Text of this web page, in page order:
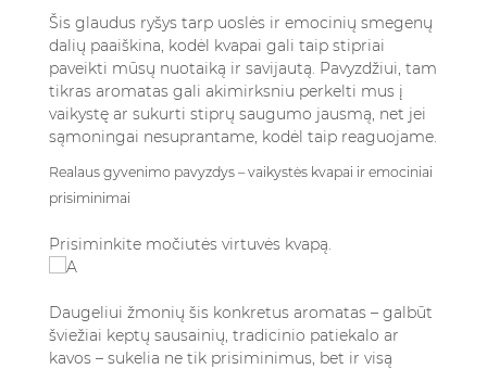
Šis glaudus ryšys tarp uoslės ir emocinių smegenų
dalių paaiškina, kodėl kvapai gali taip stipriai
paveikti mūsų nuotaiką ir savijautą. Pavyzdžiui, tam
tikras aromatas gali akimirksniu perkelti mus į
vaikystę ar sukurti stiprų saugumo jausmą, net jei
sąmoningai nesuprantame, kodėl taip reaguojame.
Realaus gyvenimo pavyzdys – vaikystės kvapai ir emociniai
prisiminimai
Prisiminkite močiutės virtuvės kvapą.
Daugeliui žmonių šis konkretus aromatas – galbūt
šviežiai keptų sausainių, tradicinio patiekalo ar
kavos – sukelia ne tik prisiminimus, bet ir visą